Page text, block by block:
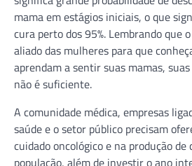
mama em estágios iniciais, o que
cura perto dos 95%. Lembrando que
aliado das mulheres para que
aprendam a sentir suas mamas,
não é suficiente.
A comunidade médica, empresas
saúde e o setor público precisam
cuidado oncológico e na produção
população, além de investir o ano